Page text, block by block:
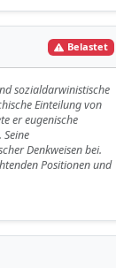
Belastet
sozialdarwinistische
Einteilung von
er eugenische
Denkweisen bei.
Positionen und